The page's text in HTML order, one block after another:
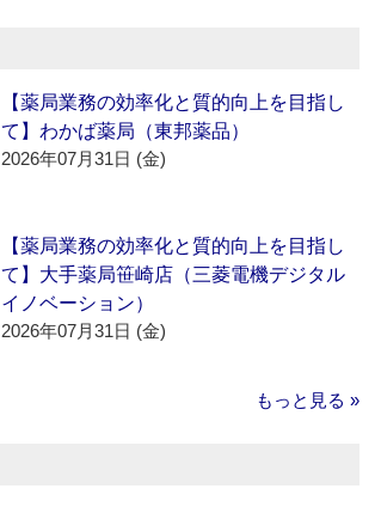
【薬局業務の効率化と質的向上を目指し
て】わかば薬局（東邦薬品）
2026年07月31日 (金)
【薬局業務の効率化と質的向上を目指し
て】大手薬局笹崎店（三菱電機デジタル
イノベーション）
2026年07月31日 (金)
もっと見る »